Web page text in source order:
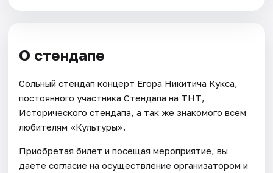
О стендапе
Сольный стендап концерт Егора Никитича Кукса,
постоянного участника Стендапа на ТНТ,
Исторического стендапа, а так же знакомого всем
любителям «Культуры».
Приобретая билет и посещая мероприятие, вы
даёте согласие на осуществление организатором и